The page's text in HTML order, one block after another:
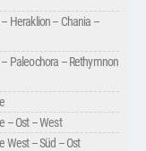
Heraklion – Chania –
Paleochora – Rethymnon
– Ost – West
West – Süd – Ost